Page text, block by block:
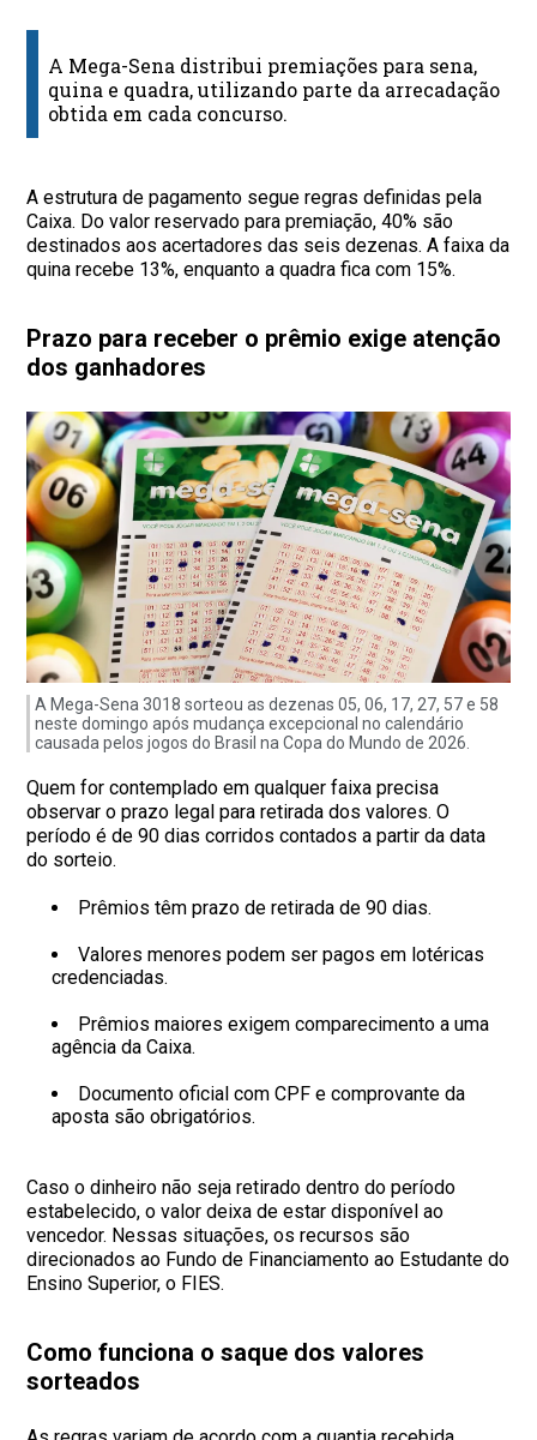
A Mega-Sena distribui premiações para sena,
quina e quadra, utilizando parte da arrecadação
obtida em cada concurso.
A estrutura de pagamento segue regras definidas pela
Caixa. Do valor reservado para premiação, 40% são
destinados aos acertadores das seis dezenas. A faixa da
quina recebe 13%, enquanto a quadra fica com 15%.
Prazo para receber o prêmio exige atenção
dos ganhadores
A Mega-Sena 3018 sorteou as dezenas 05, 06, 17, 27, 57 e 58
neste domingo após mudança excepcional no calendário
causada pelos jogos do Brasil na Copa do Mundo de 2026.
Quem for contemplado em qualquer faixa precisa
observar o prazo legal para retirada dos valores. O
período é de 90 dias corridos contados a partir da data
do sorteio.
Prêmios têm prazo de retirada de 90 dias.
Valores menores podem ser pagos em lotéricas
credenciadas.
Prêmios maiores exigem comparecimento a uma
agência da Caixa.
Documento oficial com CPF e comprovante da
aposta são obrigatórios.
Caso o dinheiro não seja retirado dentro do período
estabelecido, o valor deixa de estar disponível ao
vencedor. Nessas situações, os recursos são
direcionados ao Fundo de Financiamento ao Estudante do
Ensino Superior, o FIES.
Como funciona o saque dos valores
sorteados